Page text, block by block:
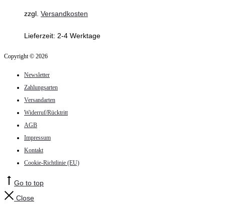
zzgl. Versandkosten
Lieferzeit: 2-4 Werktage
Copyright © 2026
Newsletter
Zahlungsarten
Versandarten
Widerruf/Rücktritt
AGB
Impressum
Kontakt
Cookie-Richtlinie (EU)
Go to top
Close